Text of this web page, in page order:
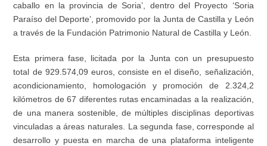
caballo en la provincia de Soria’, dentro del Proyecto ‘Soria
Paraíso del Deporte’, promovido por la Junta de Castilla y León
a través de la Fundación Patrimonio Natural de Castilla y León.
Esta primera fase, licitada por la Junta con un presupuesto
total de 929.574,09 euros, consiste en el diseño, señalización,
acondicionamiento, homologación y promoción de 2.324,2
kilómetros de 67 diferentes rutas encaminadas a la realización,
de una manera sostenible, de múltiples disciplinas deportivas
vinculadas a áreas naturales. La segunda fase, corresponde al
desarrollo y puesta en marcha de una plataforma inteligente